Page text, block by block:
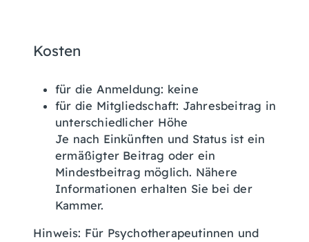
Kosten
für die Anmeldung: keine
für die Mitgliedschaft: Jahresbeitrag in
unterschiedlicher Höhe
Je nach Einkünften und Status ist ein
ermäßigter Beitrag oder ein
Mindestbeitrag möglich. Nähere
Informationen erhalten Sie bei der
Kammer.
Hinweis: Für Psychotherapeutinnen und